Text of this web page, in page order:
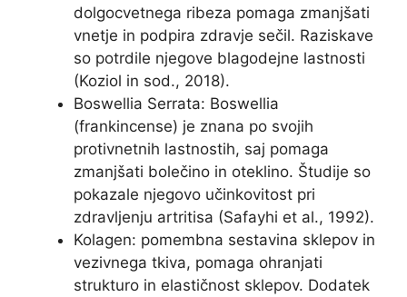
dolgocvetnega ribeza pomaga zmanjšati
vnetje in podpira zdravje sečil. Raziskave
so potrdile njegove blagodejne lastnosti
(Koziol in sod., 2018).
Boswellia Serrata: Boswellia
(frankincense) je znana po svojih
protivnetnih lastnostih, saj pomaga
zmanjšati bolečino in oteklino. Študije so
pokazale njegovo učinkovitost pri
zdravljenju artritisa (Safayhi et al., 1992).
Kolagen: pomembna sestavina sklepov in
vezivnega tkiva, pomaga ohranjati
strukturo in elastičnost sklepov. Dodatek